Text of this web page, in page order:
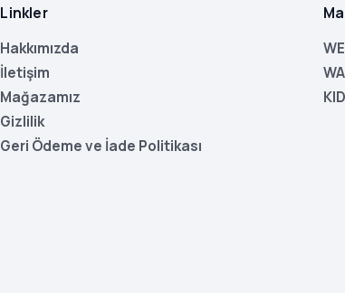
Linkler
Hakkımızda
İletişim
Mağazamız
Gizlilik
Geri Ödeme ve İade Politikası